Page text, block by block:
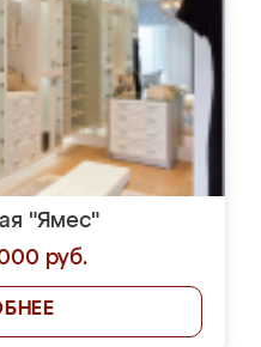
"Ямес"
руб.